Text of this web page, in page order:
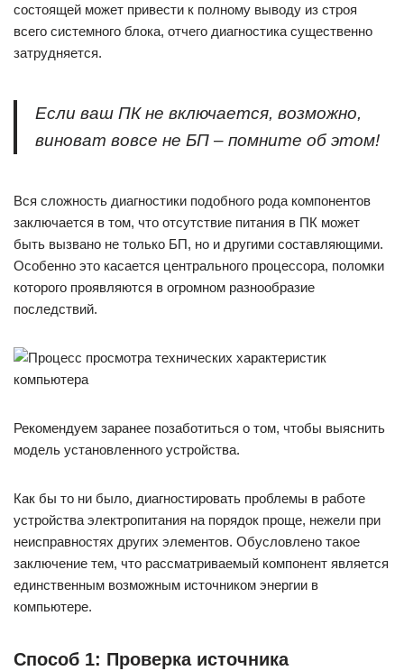
состоящей может привести к полному выводу из строя
всего системного блока, отчего диагностика существенно
затрудняется.
Если ваш ПК не включается, возможно,
виноват вовсе не БП – помните об этом!
Вся сложность диагностики подобного рода компонентов
заключается в том, что отсутствие питания в ПК может
быть вызвано не только БП, но и другими составляющими.
Особенно это касается центрального процессора, поломки
которого проявляются в огромном разнообразие
последствий.
Рекомендуем заранее позаботиться о том, чтобы выяснить
модель установленного устройства.
Как бы то ни было, диагностировать проблемы в работе
устройства электропитания на порядок проще, нежели при
неисправностях других элементов. Обусловлено такое
заключение тем, что рассматриваемый компонент является
единственным возможным источником энергии в
компьютере.
Способ 1: Проверка источника